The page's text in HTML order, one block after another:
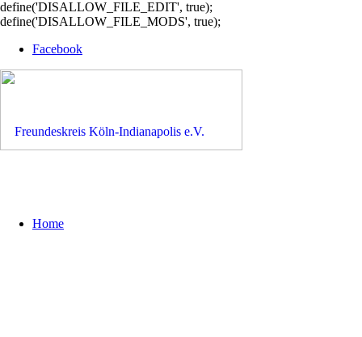
define('DISALLOW_FILE_EDIT', true);
define('DISALLOW_FILE_MODS', true);
Facebook
Home